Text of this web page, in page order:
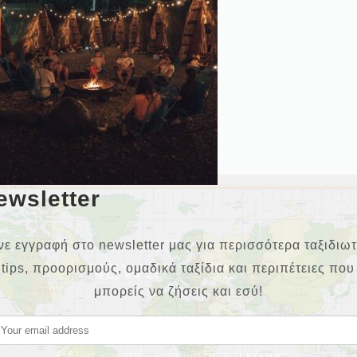
NEWSLETTER
εγγραφή στο newsletter μας για περισσότερα
tips, προορισμούς, ομαδικά ταξίδια και περιπέτειες που
μπορείς να ζήσεις και εσύ!